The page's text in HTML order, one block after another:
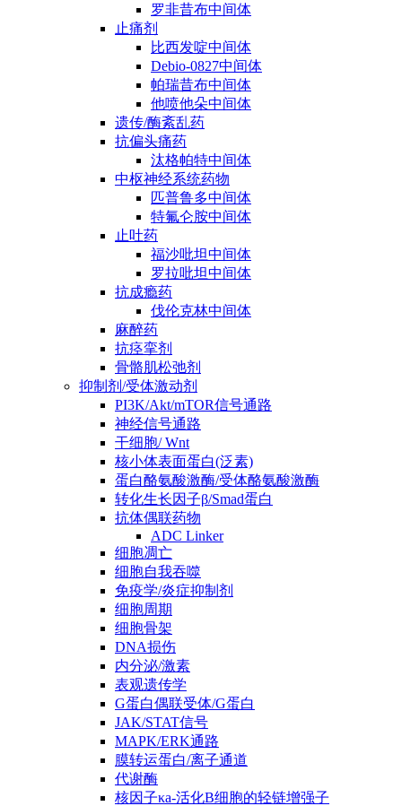
罗非昔布中间体
止痛剂
比西发啶中间体
Debio-0827中间体
帕瑞昔布中间体
他喷他朵中间体
遗传/酶紊乱药
抗偏头痛药
汰格帕特中间体
中枢神经系统药物
匹普鲁多中间体
特氟仑胺中间体
止吐药
福沙吡坦中间体
罗拉吡坦中间体
抗成瘾药
伐伦克林中间体
麻醉药
抗痉挛剂
骨骼肌松弛剂
抑制剂/受体激动剂
PI3K/Akt/mTOR信号通路
神经信号通路
干细胞/ Wnt
核小体表面蛋白(泛素)
蛋白酪氨酸激酶/受体酪氨酸激酶
转化生长因子β/Smad蛋白
抗体偶联药物
ADC Linker
细胞凋亡
细胞自我吞噬
免疫学/炎症抑制剂
细胞周期
细胞骨架
DNA损伤
内分泌/激素
表观遗传学
G蛋白偶联受体/G蛋白
JAK/STAT信号
MAPK/ERK通路
膜转运蛋白/离子通道
代谢酶
核因子κa-活化B细胞的轻链增强子